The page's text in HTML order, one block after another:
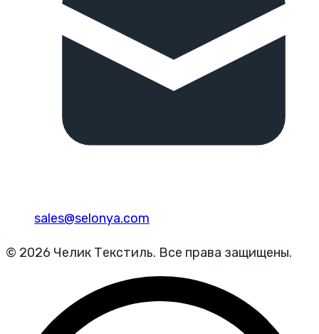
sales@selonya.com
© 2026 Челик Текстиль. Все права защищены.